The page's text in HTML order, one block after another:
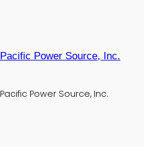
Pacific Power Source, Inc.
Pacific Power Source, Inc.